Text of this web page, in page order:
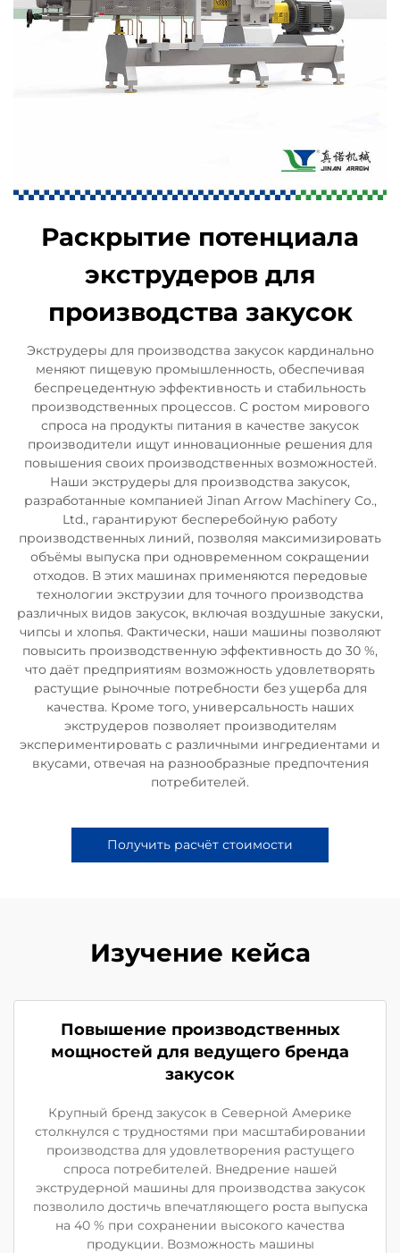
Раскрытие потенциала
экструдеров для
производства закусок
Экструдеры для производства закусок кардинально
меняют пищевую промышленность, обеспечивая
беспрецедентную эффективность и стабильность
производственных процессов. С ростом мирового
спроса на продукты питания в качестве закусок
производители ищут инновационные решения для
повышения своих производственных возможностей.
Наши экструдеры для производства закусок,
разработанные компанией Jinan Arrow Machinery Co.,
Ltd., гарантируют бесперебойную работу
производственных линий, позволяя максимизировать
объёмы выпуска при одновременном сокращении
отходов. В этих машинах применяются передовые
технологии экструзии для точного производства
различных видов закусок, включая воздушные закуски,
чипсы и хлопья. Фактически, наши машины позволяют
повысить производственную эффективность до 30 %,
что даёт предприятиям возможность удовлетворять
растущие рыночные потребности без ущерба для
качества. Кроме того, универсальность наших
экструдеров позволяет производителям
экспериментировать с различными ингредиентами и
вкусами, отвечая на разнообразные предпочтения
потребителей.
Получить расчёт стоимости
Изучение кейса
Повышение производственных
мощностей для ведущего бренда
закусок
Крупный бренд закусок в Северной Америке
столкнулся с трудностями при масштабировании
производства для удовлетворения растущего
спроса потребителей. Внедрение нашей
экструдерной машины для производства закусок
позволило достичь впечатляющего роста выпуска
на 40 % при сохранении высокого качества
продукции. Возможность машины